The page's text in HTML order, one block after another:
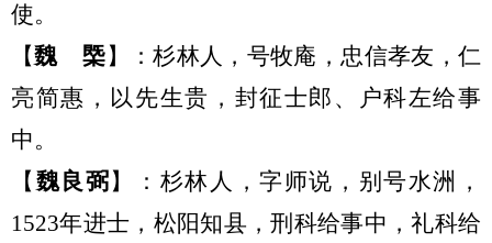
使。
【魏 㮣】：杉林人， 号牧庵 ，忠信孝友，仁
亮简惠，以先生贵，封征士郎、户科左给事
中。
【 魏良弼】： 杉林人，字师说，别号水洲，
1523年进士，松阳知县，刑科给事中，礼科给